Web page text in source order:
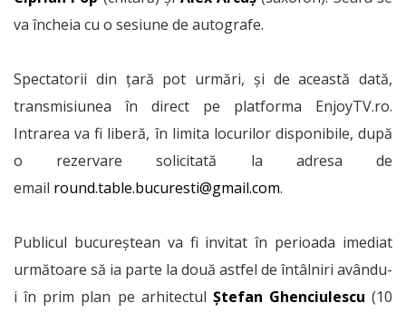
va încheia cu o sesiune de autografe.
Spectatorii din țară pot urmări, și de această dată,
transmisiunea în direct pe platforma EnjoyTV.ro.
Intrarea va fi liberă, în limita locurilor disponibile, după
o rezervare solicitată la adresa de
email round.table.bucuresti@gmail.com.
Publicul bucureștean va fi invitat în perioada imediat
următoare să ia parte la două astfel de întâlniri avându-
i în prim plan pe arhitectul Ștefan Ghenciulescu (10